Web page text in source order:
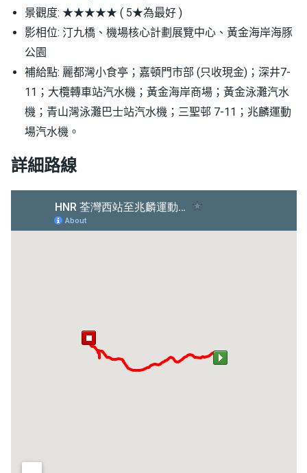
景觀度: ★★★★★ ( 5★為最好 )
影相位: 汀九橋、機場核心計劃展覽中心、黃金海岸海豚
公園
補給點: 麗都灣小食亭；嘉頓門市部 (只收現金)；深井7-
11；大欖轉車站汽水機；黃金海岸商場；黃金泳灘汽水
機；青山灣泳灘巴士站汽水機；三聖邨 7-11；兆麟運動
場汽水機。
詳細路線